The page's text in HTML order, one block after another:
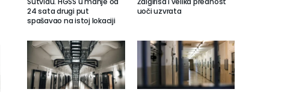
24 sata drugi put
spašavao na istoj lokaciji
uoči uzvrata